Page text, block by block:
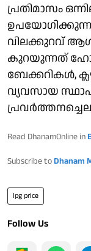
പ്രതിമാസം
വിലക്കുറവ്
കുറയുന്നത്
ബേക്കറികള്‍,
വ്യവസായ
Read DhanamOnline in
Subscribe to Dhanam
lpg price
Follow Us